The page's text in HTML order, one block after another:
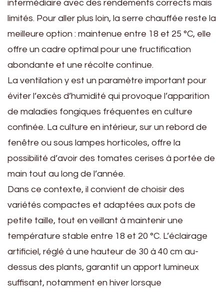
intermédiaire avec des rendements corrects mais
limités. Pour aller plus loin, la serre chauffée reste la
meilleure option : maintenue entre 18 et 25 °C, elle
offre un cadre optimal pour une fructification
abondante et une récolte continue.
La ventilation y est un paramètre important pour
éviter l’excès d’humidité qui provoque l’apparition
de maladies fongiques fréquentes en culture
confinée. La culture en intérieur, sur un rebord de
fenêtre ou sous lampes horticoles, offre la
possibilité d’avoir des tomates cerises à portée de
main tout au long de l’année.
Dans ce contexte, il convient de choisir des
variétés compactes et adaptées aux pots de
petite taille, tout en veillant à maintenir une
température stable entre 18 et 20 °C. L’éclairage
artificiel, réglé à une hauteur de 30 à 40 cm au-
dessus des plants, garantit un apport lumineux
suffisant, notamment en hiver lorsque